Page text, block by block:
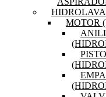
MOTOR